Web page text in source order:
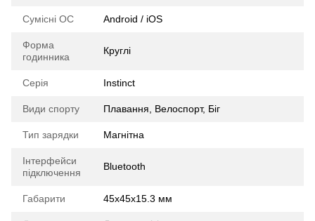
Сумісні ОС Android / iOS
Форма
годинника
Круглі
Серія Instinct
Види спорту Плавання, Велоспорт, Біг
Тип зарядки Магнітна
Інтерфейси
підключення
Bluetooth
Габарити 45x45x15.3 мм